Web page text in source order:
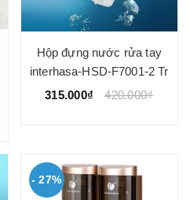
Hộp đựng nước rửa tay
interhasa-HSD-F7001-2 Tr
315.000₫
420.000₫
- 27%